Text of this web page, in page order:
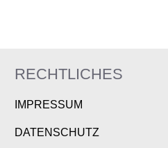
RECHTLICHES
IMPRESSUM
DATENSCHUTZ